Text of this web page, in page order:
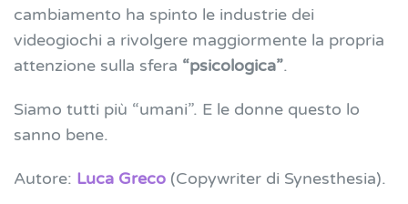
cambiamento ha spinto le industrie dei
videogiochi a rivolgere maggiormente la propria
attenzione sulla sfera “psicologica”.
Siamo tutti più “umani”. E le donne questo lo
sanno bene.
Autore: Luca Greco (Copywriter di Synesthesia).